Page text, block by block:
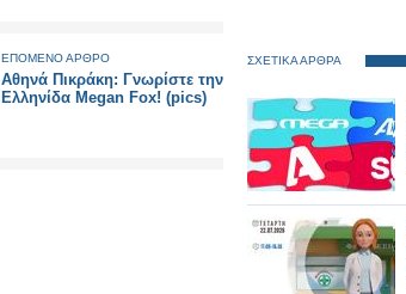
ΕΠΟΜΕΝΟ ΑΡΘΡΟ
Αθηνά Πικράκη: Γνωρίστε την
Ελληνίδα Megan Fox! (pics)
ΣΧΕΤΙΚΑ ΑΡΘΡΑ